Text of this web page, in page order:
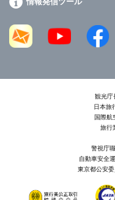
観光庁
日本旅
国際航
旅行
警視庁
自動車安全
東京都公安